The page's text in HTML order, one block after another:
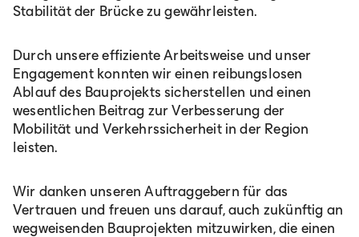
Stabilität der Brücke zu gewährleisten.
Durch unsere effiziente Arbeitsweise und unser
Engagement konnten wir einen reibungslosen
Ablauf des Bauprojekts sicherstellen und einen
wesentlichen Beitrag zur Verbesserung der
Mobilität und Verkehrssicherheit in der Region
leisten.
Wir danken unseren Auftraggebern für das
Vertrauen und freuen uns darauf, auch zukünftig an
wegweisenden Bauprojekten mitzuwirken, die einen